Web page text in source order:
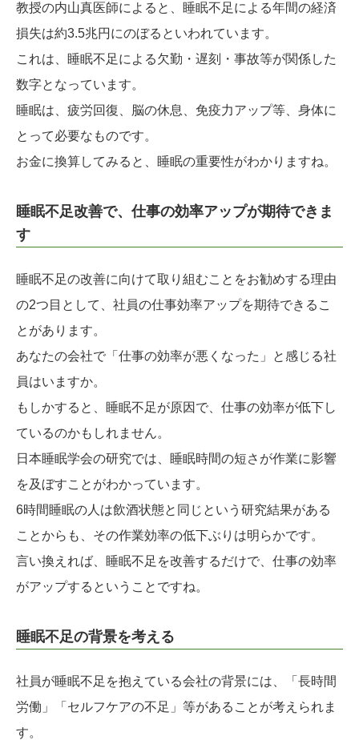
教授の内山真医師によると、睡眠不足による年間の経済
損失は約3.5兆円にのぼるといわれています。
これは、睡眠不足による欠勤・遅刻・事故等が関係した
数字となっています。
睡眠は、疲労回復、脳の休息、免疫力アップ等、身体に
とって必要なものです。
お金に換算してみると、睡眠の重要性がわかりますね。
睡眠不足改善で、仕事の効率アップが期待できま
す
睡眠不足の改善に向けて取り組むことをお勧めする理由
の2つ目として、社員の仕事効率アップを期待できるこ
とがあります。
あなたの会社で「仕事の効率が悪くなった」と感じる社
員はいますか。
もしかすると、睡眠不足が原因で、仕事の効率が低下し
ているのかもしれません。
日本睡眠学会の研究では、睡眠時間の短さが作業に影響
を及ぼすことがわかっています。
6時間睡眠の人は飲酒状態と同じという研究結果がある
ことからも、その作業効率の低下ぶりは明らかです。
言い換えれば、睡眠不足を改善するだけで、仕事の効率
がアップするということですね。
睡眠不足の背景を考える
社員が睡眠不足を抱えている会社の背景には、「長時間
労働」「セルフケアの不足」等があることが考えられま
す。